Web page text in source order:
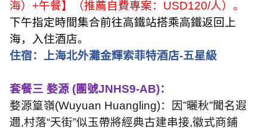
海） +午餐】（推薦自費專案： USD120/人）。
下午指定時間集合前往高鐵站搭乘高鐵返回上
海，入住酒店。
住宿：上海北外灘金輝索菲特酒店-五星級
套餐三 婺源 (團號JNHS9-AB)：
婺源篁嶺(Wuyuan Huangling)：因”曬秋”聞名遐
邇,村落“天街”似玉帶將經典古建串接,徽式商鋪